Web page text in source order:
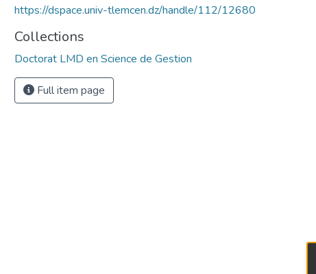
https://dspace.univ-tlemcen.dz/handle/112/12680
Collections
Doctorat LMD en Science de Gestion
Full item page